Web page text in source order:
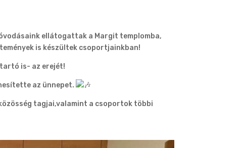
ellátogattak a Margit templomba,
is készültek csoportjainkban!
is- az erejét!
az ünnepet.
tagjai,valamint a csoportok többi